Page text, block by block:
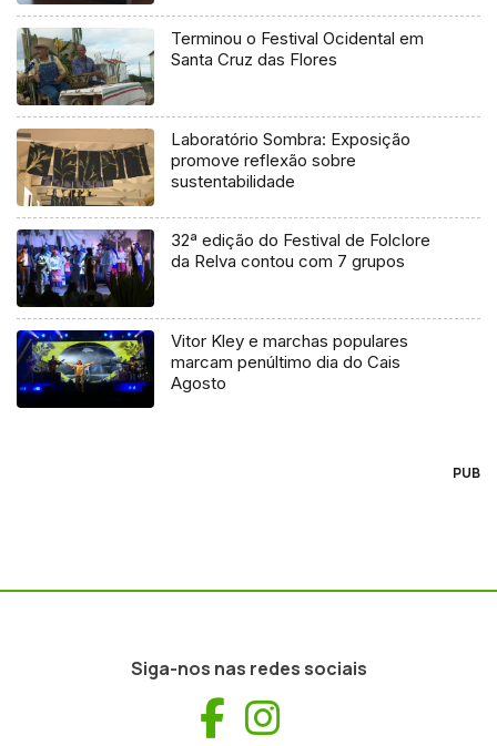
Terminou o Festival Ocidental em
Santa Cruz das Flores
Laboratório Sombra: Exposição
promove reflexão sobre
sustentabilidade
32ª edição do Festival de Folclore
da Relva contou com 7 grupos
Vitor Kley e marchas populares
marcam penúltimo dia do Cais
Agosto
PUB
Siga-nos nas redes sociais
Facebook